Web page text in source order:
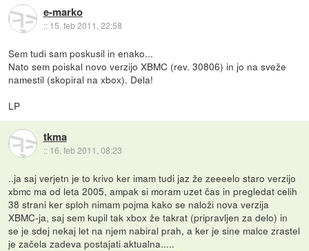
e-marko
:: 15. feb 2011, 22:58
Sem tudi sam poskusil in enako...
Nato sem poiskal novo verzijo XBMC (rev. 30806) in jo na sveže
namestil (skopiral na xbox). Dela!
LP
tkma
:: 16. feb 2011, 08:23
..ja saj verjetn je to krivo ker imam tudi jaz že zeeeelo staro verzijo
xbmc ma od leta 2005, ampak si moram uzet čas in pregledat celih
38 strani ker sploh nimam pojma kako se naloži nova verzija
XBMC-ja, saj sem kupil tak xbox že takrat (pripravljen za delo) in
se je sdej nekaj let na njem nabiral prah, a ker je sine malce zrastel
je začela zadeva postajati aktualna.....